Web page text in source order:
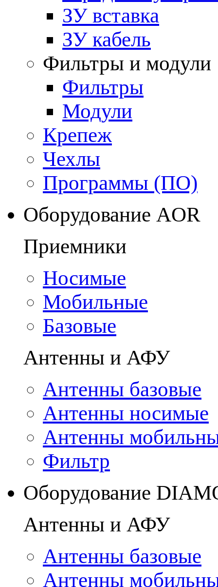
ЗУ вставка
ЗУ кабель
Фильтры и модули
Фильтры
Модули
Крепеж
Чехлы
Программы (ПО)
Оборудование AOR
Приемники
Носимые
Мобильные
Базовые
Антенны и АФУ
Антенны базовые
Антенны носимые
Антенны
Фильтр
Оборудование
Антенны и АФУ
Антенны базовые
Антенны